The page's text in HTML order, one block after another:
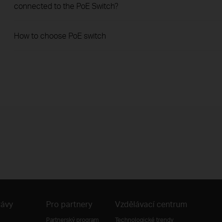
connected to the PoE Switch?
How to choose PoE switch
Pro partnery
Partnerský program
Vzdělávací centrum
Technologické trendy